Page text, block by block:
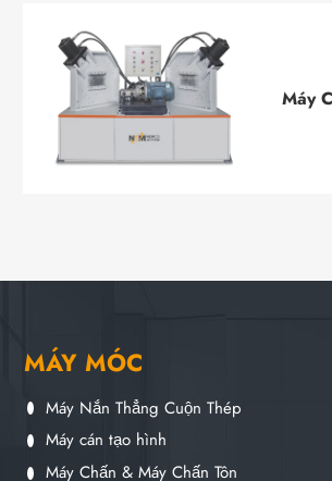
Máy
MÁY MÓC
Máy Nắn Thẳng Cuộn Thép
Máy cán tạo hình
Máy Chấn & Máy Chấn Tôn